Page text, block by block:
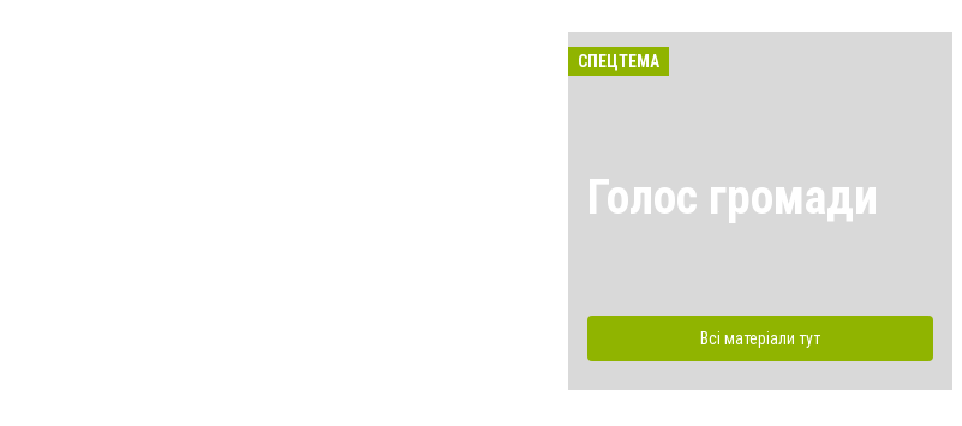
СПЕЦТЕМА
Голос громади
Всі матеріали тут